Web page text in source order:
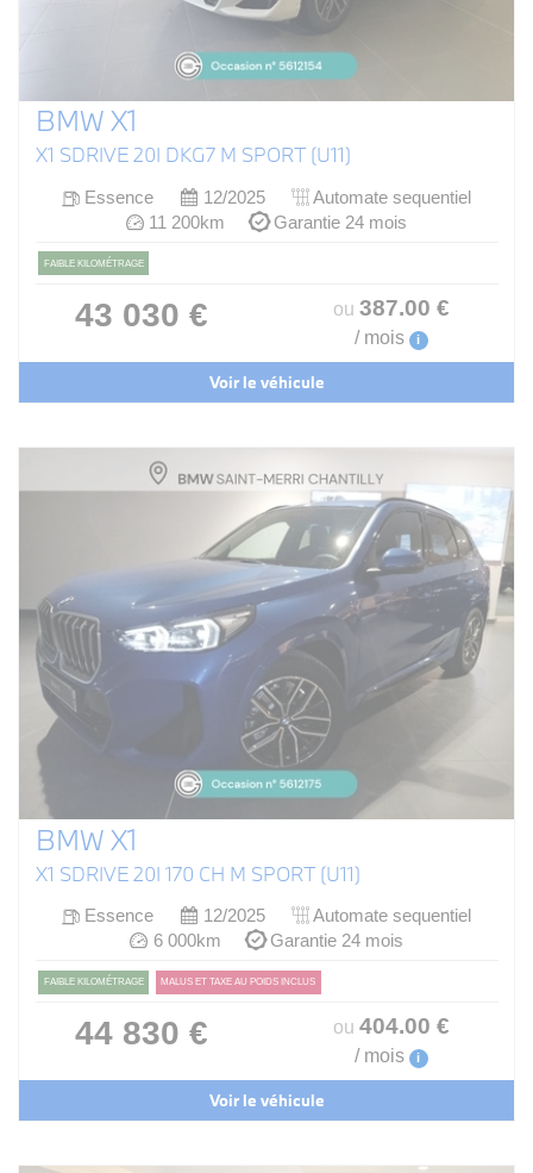
BMW X1
X1 SDRIVE 20I DKG7 M SPORT (U11)
Essence 12/2025
Automate sequentiel
11 200km
Garantie 24 mois
FAIBLE KILOMÉTRAGE
43 030 € ou 387.00 €
/ mois i
Voir le véhicule
BMW X1
X1 SDRIVE 20I 170 CH M SPORT (U11)
Essence 12/2025
Automate sequentiel
6 000km
Garantie 24 mois
FAIBLE KILOMÉTRAGE MALUS ET TAXE AU POIDS INCLUS
44 830 € ou 404.00 €
/ mois i
Voir le véhicule